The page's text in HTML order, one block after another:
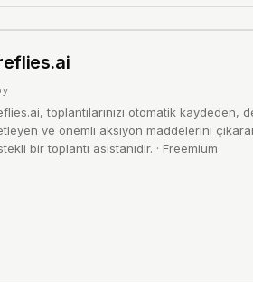
toplantılarınızı otomatik kaydeden,
ve önemli aksiyon maddelerini
bir toplantı asistanıdır. · Freemium